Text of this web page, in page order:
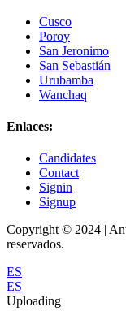
Cusco
Poroy
San Jeronimo
San Sebastián
Urubamba
Wanchaq
Enlaces:
Candidates
Contact
Signin
Signup
Copyright © 2024 |
reservados.
ES
ES
Uploading